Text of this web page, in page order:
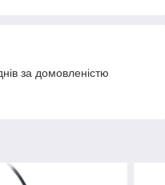
за домовленістю